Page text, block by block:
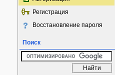
Регистрация
Восстановление пароля
Поиск